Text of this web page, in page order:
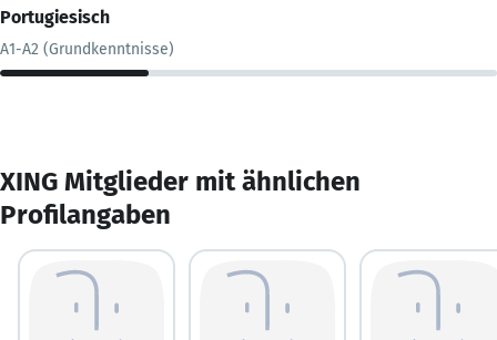
Portugiesisch
A1-A2 (Grundkenntnisse)
XING Mitglieder mit ähnlichen
Profilangaben